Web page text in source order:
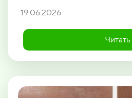
19.06.2026
Читать